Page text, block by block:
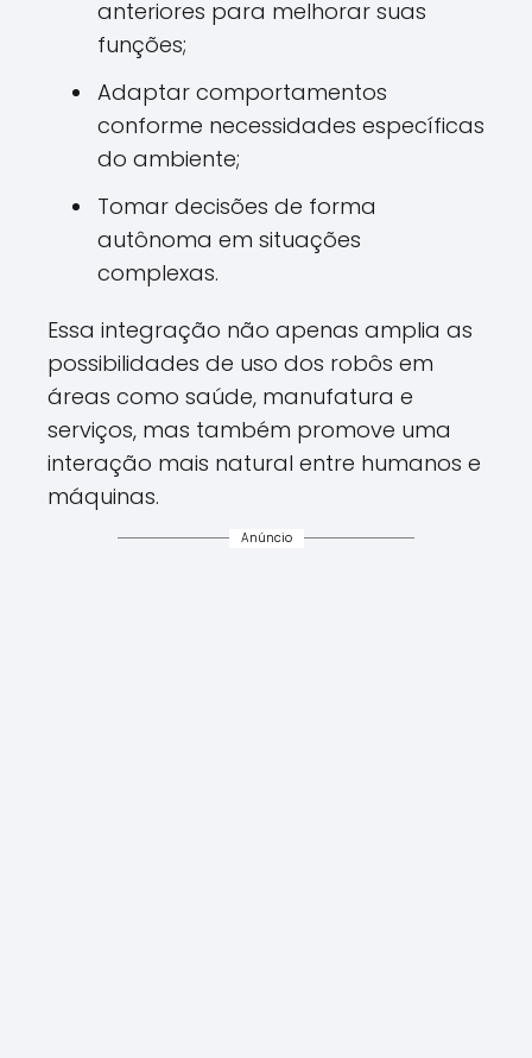
anteriores para melhorar suas
funções;
Adaptar comportamentos
conforme necessidades específicas
do ambiente;
Tomar decisões de forma
autônoma em situações
complexas.
Essa integração não apenas amplia as
possibilidades de uso dos robôs em
áreas como saúde, manufatura e
serviços, mas também promove uma
interação mais natural entre humanos e
máquinas.
Anúncio